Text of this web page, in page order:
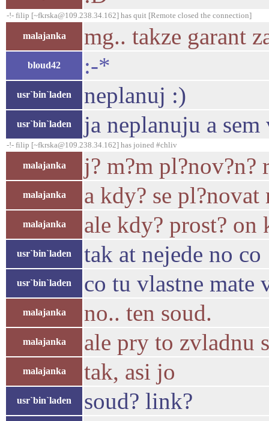
-!- filip [~fkrska@109.238.34.162] has quit [Remote closed the connection]
malajanka mg.. takze garant
bloud42 :-*
usr`bin`laden neplanuj :)
usr`bin`laden ja neplanuju a sem
-!- filip [~fkrska@109.238.34.162] has joined #chliv
malajanka j? m?m pl?nov?n?
malajanka a kdy? se pl?novat
malajanka ale kdy? prost? on
usr`bin`laden tak at nejede no co
usr`bin`laden co tu vlastne mate
malajanka no.. ten soud.
malajanka ale pry to zvladnu
malajanka tak, asi jo
usr`bin`laden
soud? link?